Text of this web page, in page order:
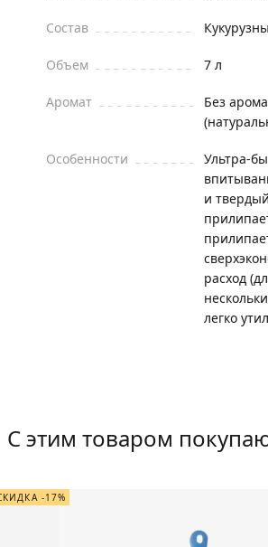
Состав
Объем 7 л
Аромат
Без
Особенности
Ультра-
и
расход
легко
С этим товаром
-17%